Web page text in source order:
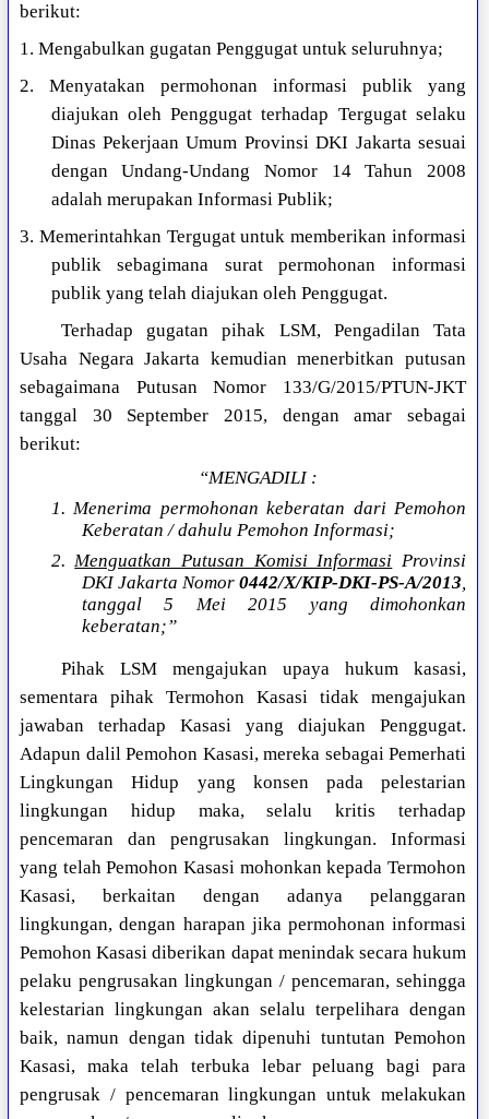
berikut:
1. Mengabulkan gugatan Penggugat untuk seluruhnya;
2. Menyatakan permohonan informasi publik yang
diajukan oleh Penggugat terhadap Tergugat selaku
Dinas Pekerjaan Umum Provinsi DKI Jakarta sesuai
dengan Undang-Undang Nomor 14 Tahun 2008
adalah merupakan Informasi Publik;
3. Memerintahkan Tergugat untuk memberikan informasi
publik sebagimana surat permohonan informasi
publik yang telah diajukan oleh Penggugat.
Terhadap gugatan pihak LSM, Pengadilan Tata
Usaha Negara Jakarta kemudian menerbitkan putusan
sebagaimana Putusan Nomor 133/G/2015/PTUN-JKT
tanggal 30 September 2015, dengan amar sebagai
berikut:
“MENGADILI :
1. Menerima permohonan keberatan dari Pemohon
Keberatan / dahulu Pemohon Informasi;
2.Menguatkan Putusan Komisi Informasi Provinsi
DKI Jakarta Nomor 0442/X/KIP-DKI-PS-A/2013,
tanggal 5 Mei 2015 yang dimohonkan
keberatan;”
Pihak LSM mengajukan upaya hukum kasasi,
sementara pihak Termohon Kasasi tidak mengajukan
jawaban terhadap Kasasi yang diajukan Penggugat.
Adapun dalil Pemohon Kasasi, mereka sebagai Pemerhati
Lingkungan Hidup yang konsen pada pelestarian
lingkungan hidup maka, selalu kritis terhadap
pencemaran dan pengrusakan lingkungan. Informasi
yang telah Pemohon Kasasi mohonkan kepada Termohon
Kasasi, berkaitan dengan adanya pelanggaran
lingkungan, dengan harapan jika permohonan informasi
Pemohon Kasasi diberikan dapat menindak secara hukum
pelaku pengrusakan lingkungan / pencemaran, sehingga
kelestarian lingkungan akan selalu terpelihara dengan
baik, namun dengan tidak dipenuhi tuntutan Pemohon
Kasasi, maka telah terbuka lebar peluang bagi para
pengrusak / pencemaran lingkungan untuk melakukan